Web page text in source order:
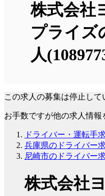
株式会社
プライズ
人
この求人の募集は停止して
お手数ですが他の求人情報
ドライバー・運転手
兵庫県のドライバー
尼崎市のドライバー
株式会社